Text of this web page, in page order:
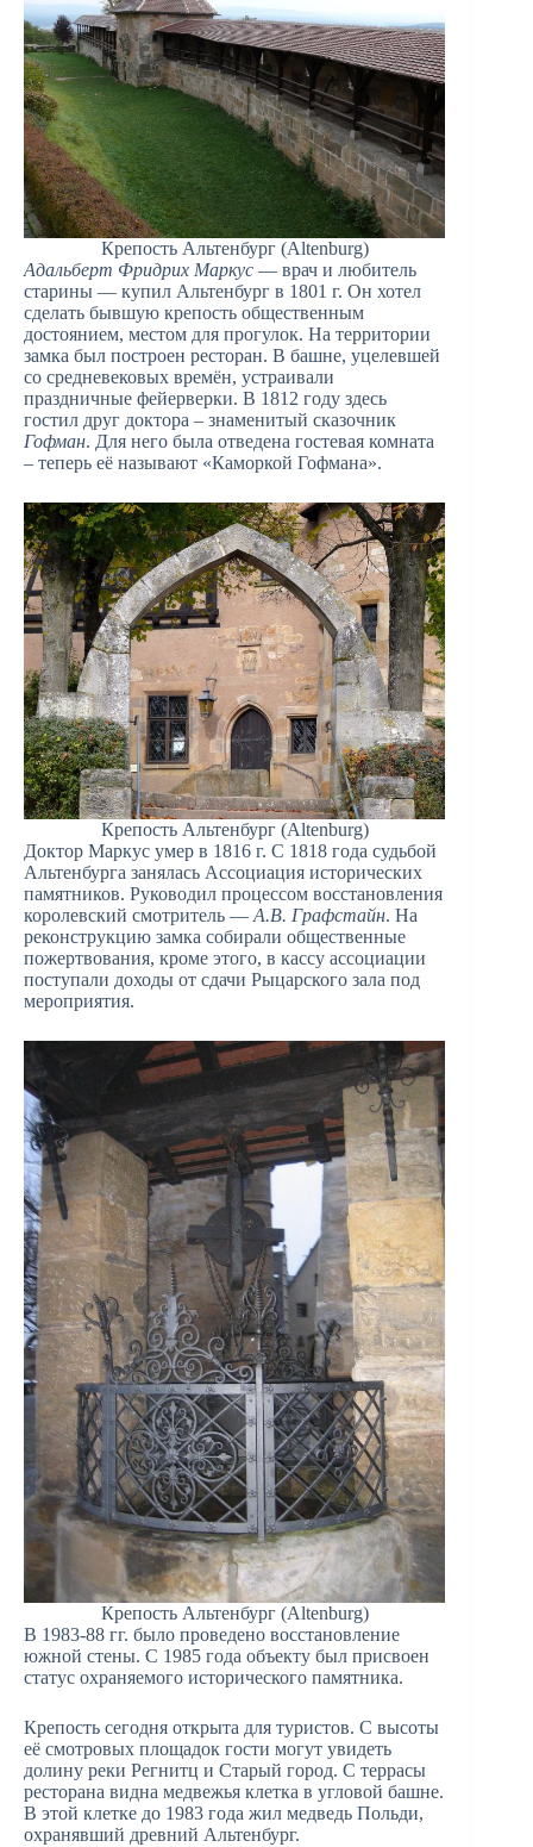
Крепость Альтенбург (Altenburg)
Адальберт Фридрих Маркус — врач и любитель
старины — купил Альтенбург в 1801 г. Он хотел
сделать бывшую крепость общественным
достоянием, местом для прогулок. На территории
замка был построен ресторан. В башне, уцелевшей
со средневековых времён, устраивали
праздничные фейерверки. В 1812 году здесь
гостил друг доктора – знаменитый сказочник
Гофман. Для него была отведена гостевая комната
– теперь её называют «Каморкой Гофмана».
Крепость Альтенбург (Altenburg)
Доктор Маркус умер в 1816 г. С 1818 года судьбой
Альтенбурга занялась Ассоциация исторических
памятников. Руководил процессом восстановления
королевский смотритель — А.В. Графстайн. На
реконструкцию замка собирали общественные
пожертвования, кроме этого, в кассу ассоциации
поступали доходы от сдачи Рыцарского зала под
мероприятия.
Крепость Альтенбург (Altenburg)
В 1983-88 гг. было проведено восстановление
южной стены. С 1985 года объекту был присвоен
статус охраняемого исторического памятника.
Крепость сегодня открыта для туристов. С высоты
её смотровых площадок гости могут увидеть
долину реки Регнитц и Старый город. С террасы
ресторана видна медвежья клетка в угловой башне.
В этой клетке до 1983 года жил медведь Польди,
охранявший древний Альтенбург.